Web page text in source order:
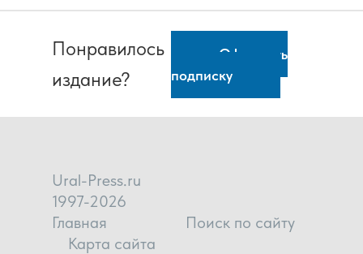
Понравилось
издание?
Оформить
подписку
Ural-Press.ru
1997-2026
Главная
Поиск по сайту
Карта сайта